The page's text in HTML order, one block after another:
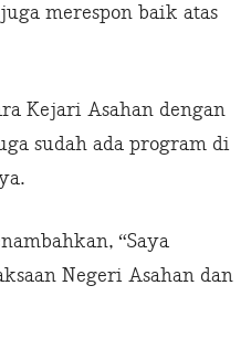
merespon baik atas
Kejari Asahan dengan
sudah ada program di
“Saya
Negeri Asahan dan